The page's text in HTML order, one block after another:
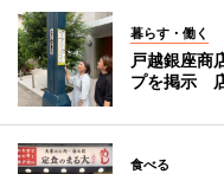
暮らす・働く
戸越銀座商
プを掲示
食べる